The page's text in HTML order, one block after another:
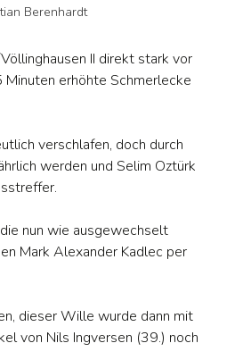
B – Jugend
C-
D – Jugend
D-
E –
F – Jugend
G-
Damen Aktuell
Alte Herren
Aktuell
Spiel- und
Terminplan AH
Aktuell
seit 1947
Mitteilung
Jugend
Historie der
Historie der
Alten-Herren
Trainer des SuS
Berenhardt
II direkt stark vor
erhöhte Schmerlecke
verschlafen, doch durch
werden und Selim Oztürk
nun wie ausgewechselt
Mark Alexander Kadlec per
dieser Wille wurde dann mit
von Nils Ingversen (39.) noch